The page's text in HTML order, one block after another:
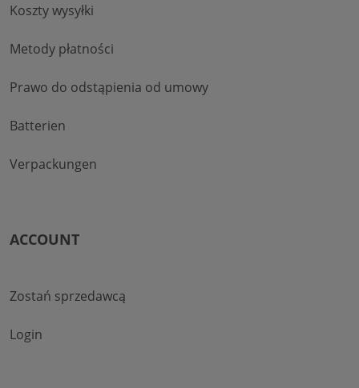
Koszty wysyłki
Metody płatności
Prawo do odstąpienia od umowy
Batterien
Verpackungen
ACCOUNT
Zostań sprzedawcą
Login